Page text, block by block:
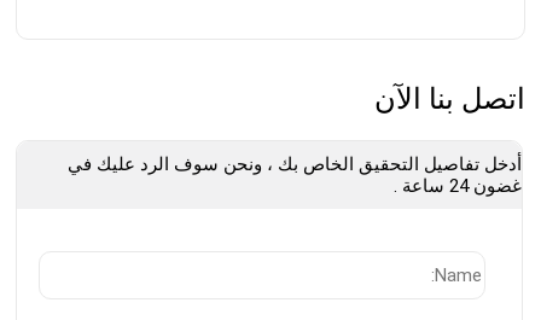
اتصل بنا الآن
أدخل تفاصيل التحقيق الخاص بك ، ونحن سوف الرد عليك في
غضون 24 ساعة .